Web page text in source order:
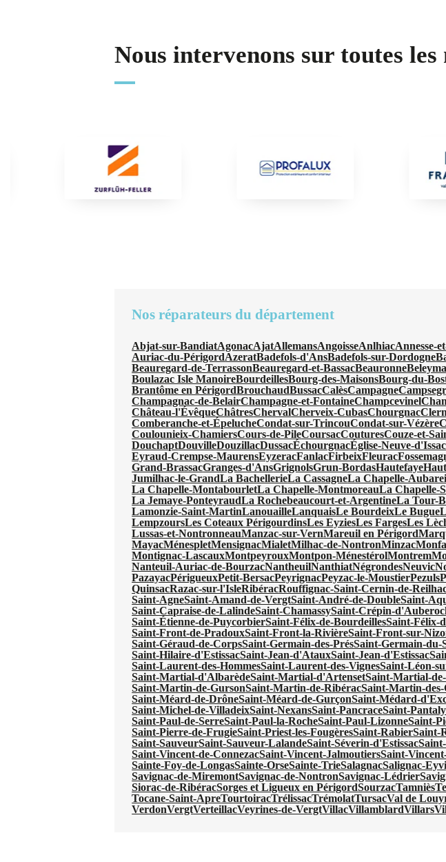
Nous intervenons sur toutes
Nos réparateurs du département
Abjat-sur-BandiatAgonacAjatAllemansAngoisseAnlhiacAnnesse-
Auriac-du-PérigordAzeratBadefols-d'AnsBadefols-sur-Dordogne
Beauregard-de-TerrassonBeauregard-et-BassacBeauronne
Boulazac Isle ManoireBourdeillesBourg-des-MaisonsBourg-du-
Brantôme en PérigordBrouchaudBussacCalèsCampagne
Champagnac-de-BelairChampagne-et-FontaineChampcevinel
Château-l'ÉvêqueChâtresChervalCherveix-CubasChourgnac
Comberanche-et-ÉpelucheCondat-sur-TrincouCondat-sur-Vézère
Coulounieix-ChamiersCours-de-PileCoursacCouturesCouze-et-
DouchaptDouvilleDouzillacDussacÉchourgnacÉglise-Neuve-d'Issac
Eyraud-Crempse-MaurensEyzeracFanlacFirbeixFleurac
Grand-BrassacGranges-d'AnsGrignolsGrun-BordasHautefaye
Jumilhac-le-GrandLa BachellerieLa CassagneLa Chapelle-
La Chapelle-MontabourletLa Chapelle-MontmoreauLa Chapelle-
La Jemaye-PonteyraudLa Rochebeaucourt-et-ArgentineLa Tour-
Lamonzie-Saint-MartinLanouailleLanquaisLe BourdeixLe Bugue
LempzoursLes Coteaux PérigourdinsLes EyziesLes FargesLes
Lussas-et-NontronneauManzac-sur-VernMareuil en Périgord
MayacMénespletMensignacMialetMilhac-de-NontronMinzac
Montignac-LascauxMontpeyrouxMontpon-MénestérolMontrem
Nanteuil-Auriac-de-BourzacNantheuilNanthiatNégrondesNeuvic
PazayacPérigueuxPetit-BersacPeyrignacPeyzac-le-MoustierPezuls
QuinsacRazac-sur-l'IsleRibéracRouffignac-Saint-Cernin-de-
Saint-AgneSaint-Amand-de-VergtSaint-André-de-DoubleSaint-
Saint-Capraise-de-LalindeSaint-ChamassySaint-Crépin-
Saint-Étienne-de-PuycorbierSaint-Félix-de-BourdeillesSaint-Félix-
Saint-Front-de-PradouxSaint-Front-la-RivièreSaint-Front-sur-
Saint-Géraud-de-CorpsSaint-Germain-des-PrésSaint-Germain-du-
Saint-Hilaire-d'EstissacSaint-Jean-d'AtauxSaint-Jean-d'Estissac
Saint-Laurent-des-HommesSaint-Laurent-des-VignesSaint-Léon-
Saint-Martial-d'AlbarèdeSaint-Martial-d'ArtensetSaint-Martial-
Saint-Martin-de-GursonSaint-Martin-de-RibéracSaint-Martin-des-
Saint-Méard-de-DrôneSaint-Méard-de-GurçonSaint-Médard-
Saint-Michel-de-VilladeixSaint-NexansSaint-PancraceSaint-
Saint-Paul-de-SerreSaint-Paul-la-RocheSaint-Paul-LizonneSaint-
Saint-Pierre-de-FrugieSaint-Priest-les-FougèresSaint-RabierSaint-
Saint-SauveurSaint-Sauveur-LalandeSaint-Séverin-d'Estissac
Saint-Vincent-de-ConnezacSaint-Vincent-JalmoutiersSaint-
Sainte-Foy-de-LongasSainte-OrseSainte-TrieSalagnacSalignac-
Savignac-de-MiremontSavignac-de-NontronSavignac-Lédrier
Siorac-de-RibéracSorges et Ligueux en PérigordSourzacTamniès
Tocane-Saint-ApreTourtoiracTrélissacTrémolatTursacVal de
VerdonVergtVerteillacVeyrines-de-VergtVillacVillamblardVillars